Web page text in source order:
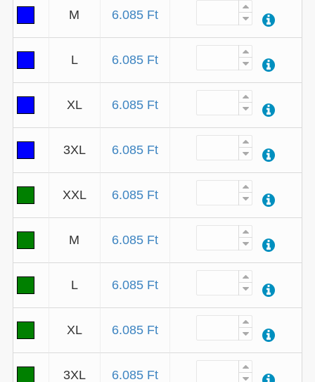
M 6.085 Ft
L 6.085 Ft
XL 6.085 Ft
3XL 6.085 Ft
XXL 6.085 Ft
M 6.085 Ft
L 6.085 Ft
XL 6.085 Ft
3XL 6.085 Ft